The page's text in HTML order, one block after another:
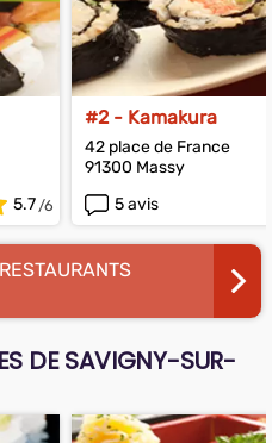
5.7
#2 - Kamakura
42 place de France
91300 Massy
5 avis
DE SAVIGNY-SUR-